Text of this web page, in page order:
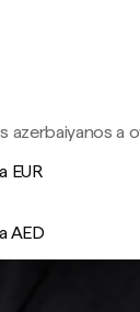
a
EUR
AED